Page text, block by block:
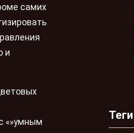
самих
и
«»умным
Теги